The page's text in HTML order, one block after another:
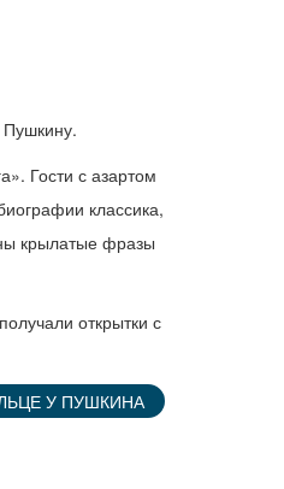
Пушкину.
Гости с азартом
классика,
крылатые фразы
открытки с
У ПУШКИНА